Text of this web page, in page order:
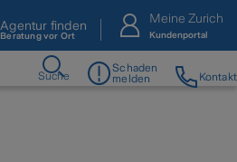
Agentur finden
Beratung vor Ort
Meine Zurich
Kundenportal
Suche
Schaden
melden
Kontakt